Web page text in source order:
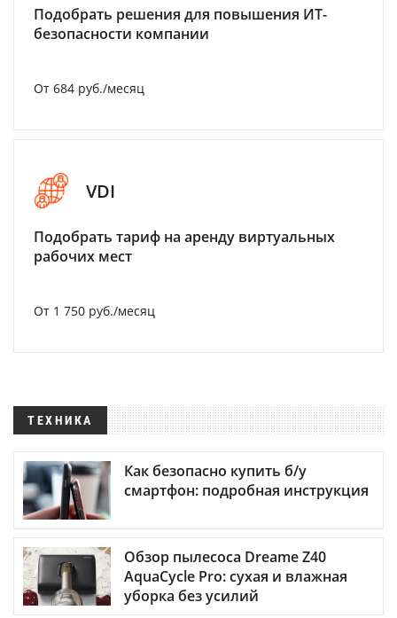
Подобрать решения для повышения ИТ-
безопасности компании
От 684 руб./месяц
VDI
Подобрать тариф на аренду виртуальных
рабочих мест
От 1 750 руб./месяц
ТЕХНИКА
Как безопасно купить б/у
смартфон: подробная инструкция
Обзор пылесоса Dreame Z40
AquaCycle Pro: сухая и влажная
уборка без усилий